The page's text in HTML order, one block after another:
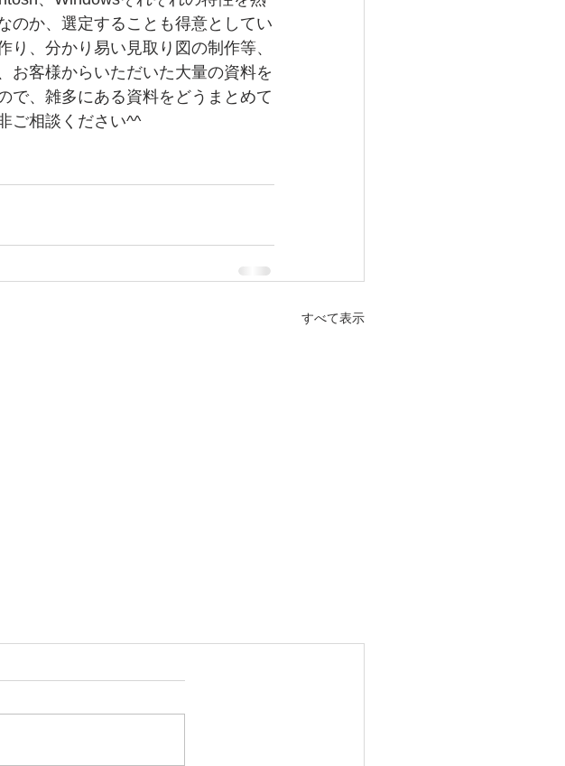
のか、選定することも得意としてい
、分かり易い見取り図の制作等、
お客様からいただいた大量の資料を
で、雑多にある資料をどうまとめて
ご相談ください^^
すべて表示